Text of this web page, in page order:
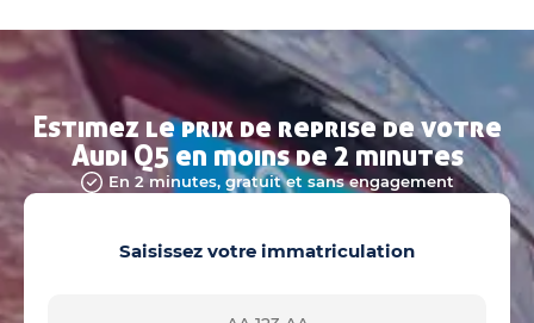
Estimez le prix de reprise de votre
Audi Q5 en moins de 2 minutes
En 2 minutes, gratuit et sans engagement
Saisissez votre immatriculation